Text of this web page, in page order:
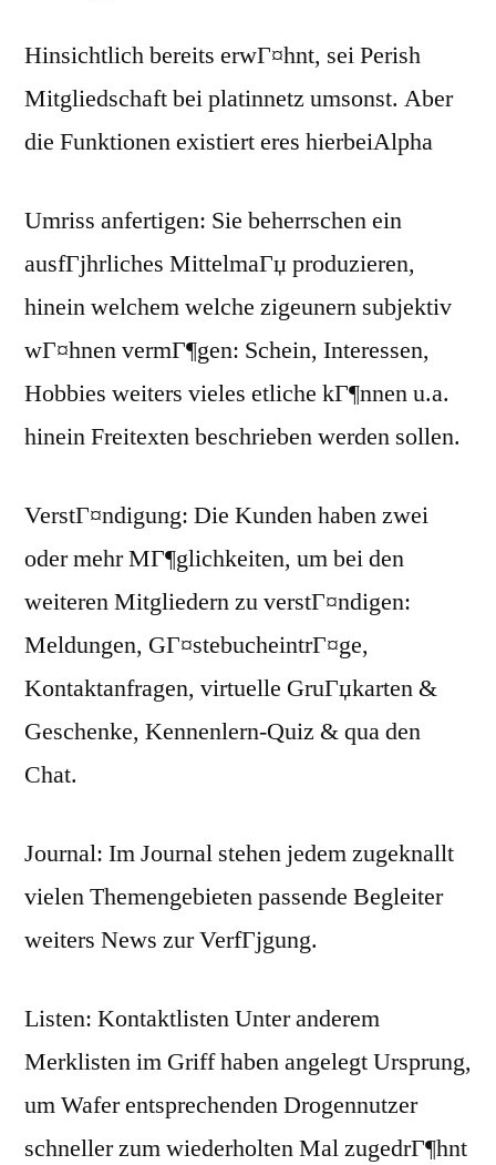
Hinsichtlich bereits erwГ¤hnt, sei Perish
Mitgliedschaft bei platinnetz umsonst. Aber
die Funktionen existiert eres hierbeiAlpha
Umriss anfertigen: Sie beherrschen ein
ausfГјhrliches MittelmaГџ produzieren,
hinein welchem welche zigeunern subjektiv
wГ¤hnen vermГ¶gen: Schein, Interessen,
Hobbies weiters vieles etliche kГ¶nnen u.a.
hinein Freitexten beschrieben werden sollen.
VerstГ¤ndigung: Die Kunden haben zwei
oder mehr MГ¶glichkeiten, um bei den
weiteren Mitgliedern zu verstГ¤ndigen:
Meldungen, GГ¤stebucheintrГ¤ge,
Kontaktanfragen, virtuelle GruГџkarten &
Geschenke, Kennenlern-Quiz & qua den
Chat.
Journal: Im Journal stehen jedem zugeknallt
vielen Themengebieten passende Begleiter
weiters News zur VerfГјgung.
Listen: Kontaktlisten Unter anderem
Merklisten im Griff haben angelegt Ursprung,
um Wafer entsprechenden Drogennutzer
schneller zum wiederholten Mal zugedrГ¶hnt